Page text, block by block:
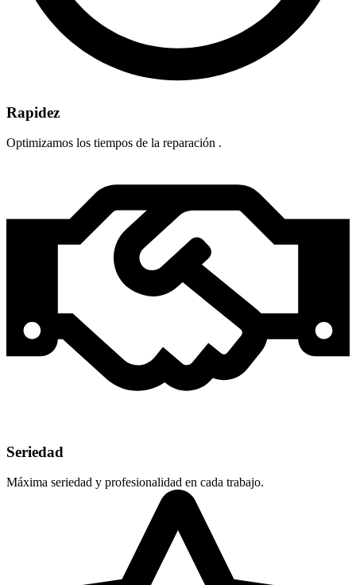
Rapidez
Optimizamos los tiempos de la reparación .
Seriedad
Máxima seriedad y profesionalidad en cada trabajo.